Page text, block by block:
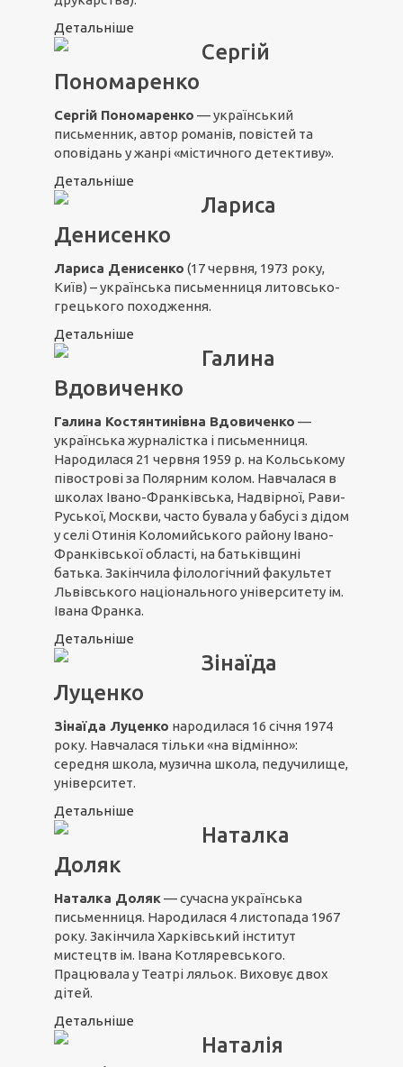
Детальніше
Сергій
Пономаренко
Сергій Пономаренко — український
письменник, автор романів, повістей та
оповідань у жанрі «містичного детективу».
Детальніше
Лариса
Денисенко
Лариса Денисенко (17 червня, 1973 року,
Київ) – українська письменниця литовсько-
грецького походження.
Детальніше
Галина
Вдовиченко
Галина Костянтинівна Вдовиченко —
українська журналістка і письменниця.
Народилася 21 червня 1959 р. на Кольському
півострові за Полярним колом. Навчалася в
школах Івано-Франківська, Надвірної, Рави-
Руської, Москви, часто бувала у бабусі з дідом
у селі Отинія Коломийського району Івано-
Франківської області, на батьківщині
батька. Закінчила філологічний факультет
Львівського національного університету ім.
Івана Франка.
Детальніше
Зінаїда
Луценко
Зінаїда Луценко народилася 16 січня 1974
року. Навчалася тільки «на відмінно»:
середня школа, музична школа, педучилище,
університет.
Детальніше
Наталка
Доляк
Наталка Доляк— сучасна українська
письменниця. Народилася 4 листопада 1967
року. Закінчила Харківський інститут
мистецтв ім. Івана Котляревського.
Працювала у Театрі ляльок. Виховує двох
дітей.
Детальніше
Наталія